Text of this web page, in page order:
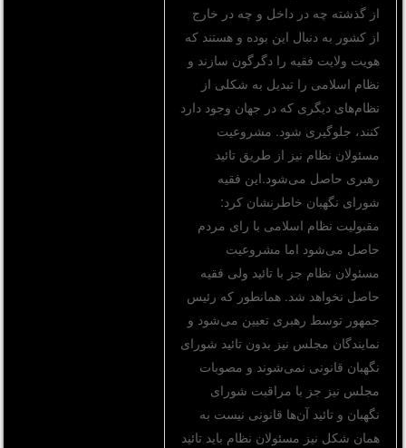
از گذشته چه در داخل و چه در خارج
از کشور به دنبال این بوده و هستند که
هویت ولایت فقیه را دگرگون سازند و
نظام اسلامی را تبدیل به شکلی از
نظام‌های دیگری که در جهان وجود دارد
کنند، جلوگیری شود. مشروعیت
مسئولان نظام نیز از طریق تائید
رهبری حاصل می‌شود.این فقیه
شورای نگهبان خاطرنشان کرد:
مقبولیت نظام اسلامی با رای مردم
حاصل می‌شود اما مشروعیت
مسئولان نظام جز با تائید ولی فقیه
حاصل نخواهد شد. همانطور که رئیس
جمهور توسط رهبری تعیین می‌شود و
نمایندگان مجلس نیز بدون تائید شورای
نگهبان قانونی نمی‌شوند و مصوبات
مجلس نیز جز با مراقبت شورای
نگهبان و تائید آن‌ها قانونی نیست به‌‌
همان شکل نیز مسئولان نظام باید تائید